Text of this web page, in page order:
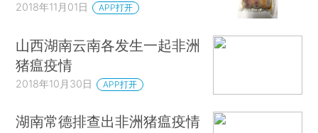
2018年11月01日 APP打开
山西湖南云南各发生一起非洲
猪瘟疫情
2018年10月30日 APP打开
湖南常德排查出非洲猪瘟疫情